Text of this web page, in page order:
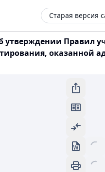
Старая версия
утверждении Правил
оказанной